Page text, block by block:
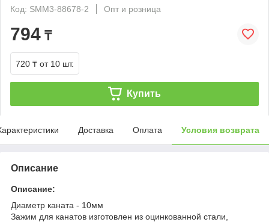
Код: SMM3-88678-2
Опт и розница
794 ₸
720 ₸ от 10 шт.
Купить
Доставка Оплата Условия возврата
Описание
Описание:
Диаметр каната - 10мм
Зажим для канатов изготовлен из оцинкованной стали,